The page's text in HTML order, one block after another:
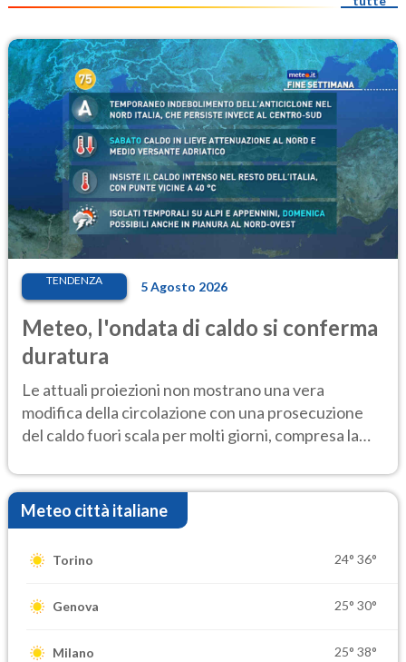
TENDENZA 5 Agosto 2026
Meteo, l'ondata di caldo si conferma
duratura
Le attuali proiezioni non mostrano una vera
modifica della circolazione con una prosecuzione
del caldo fuori scala per molti giorni, compresa la
Meteo città italiane
Torino 24° 36°
Genova 25° 30°
Milano 25° 38°